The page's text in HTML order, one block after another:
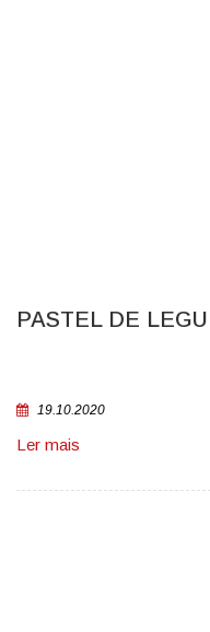
PASTEL DE
19.10.2020
Ler mais